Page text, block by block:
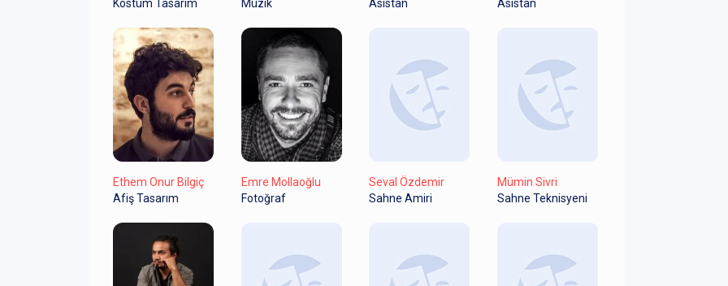
Kostüm Tasarım
Müzik
Asistan
Asistan
Ethem Onur Bilgiç
Afiş Tasarım
Emre Mollaoğlu
Fotoğraf
Seval Özdemir
Sahne Amiri
Mümin Sivri
Sahne Teknisyeni